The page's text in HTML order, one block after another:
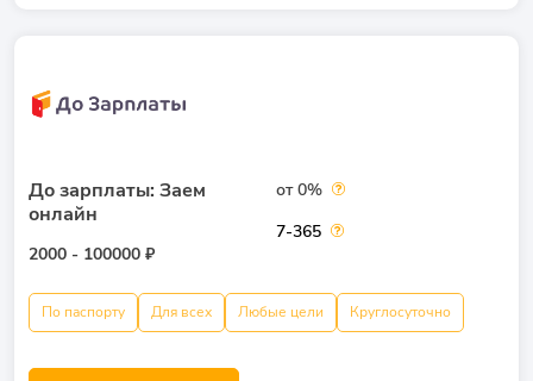
До зарплаты: Заем
онлайн
2000 - 100000 ₽
от 0%
7-365
По паспорту Для всех Любые цели Круглосуточно